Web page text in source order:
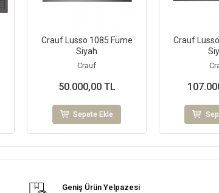
Crauf Lusso 1085 Füme
Siyah
Crauf
50.000,00 TL
Sepete Ekle
Crauf
Geniş Ürün Yelpazesi